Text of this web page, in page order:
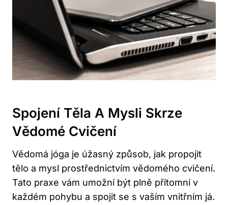
Spojení Těla A Mysli Skrze
Vědomé Cvičení
Vědomá jóga je úžasný způsob, jak propojit
tělo a mysl prostřednictvím vědomého cvičení.
Tato praxe vám umožní být plně přítomní v
každém pohybu a spojit se s vaším vnitřním já.